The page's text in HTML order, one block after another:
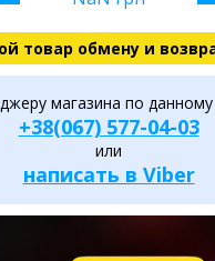
товар обмену и
магазина по
+38(067) 577-04-03
или
написать в Viber